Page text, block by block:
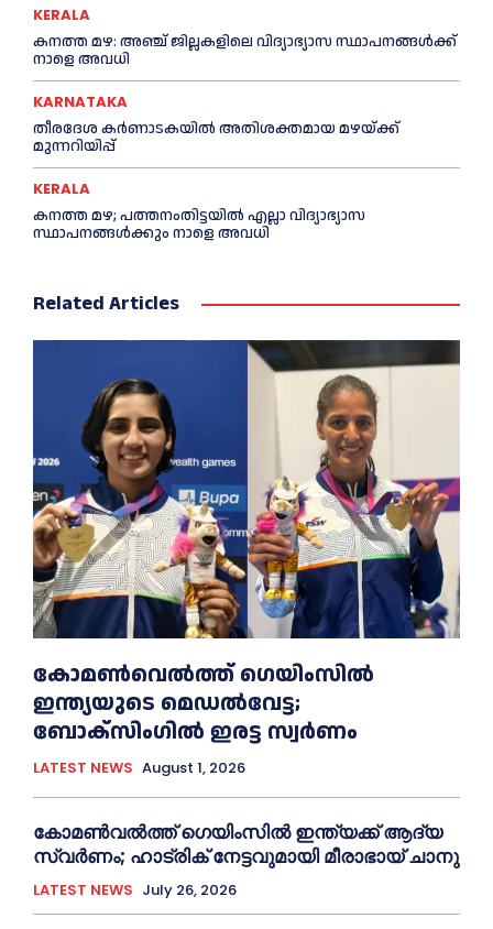
KERALA
കനത്ത മഴ: അഞ്ച് ജില്ലകളിലെ വിദ്യാഭ്യാസ സ്ഥാപനങ്ങൾക്ക്
നാളെ അവധി
KARNATAKA
തീരദേശ കർണാടകയിൽ അതിശക്തമായ മഴയ്ക്ക്
മുന്നറിയിപ്പ്
KERALA
കനത്ത മഴ; പത്തനംതിട്ടയില്‍ എല്ലാ വിദ്യാഭ്യാസ
സ്ഥാപനങ്ങള്‍ക്കും നാളെ അവധി
Related Articles
കോമൺവെൽത്ത് ഗെയിംസില്‍
ഇന്ത്യയുടെ മെഡൽവേട്ട;
ബോക്സിംഗിൽ ഇരട്ട സ്വർണം
LATEST NEWS August 1, 2026
കോമൺവൽത്ത് ഗെയിംസിൽ ഇന്ത്യക്ക് ആദ്യ
സ്വർണം; ഹാട്രിക് നേട്ടവുമായി മീരാഭായ് ചാനു
LATEST NEWS July 26, 2026